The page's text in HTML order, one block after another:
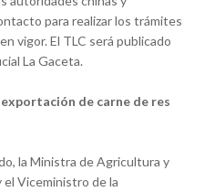
para realizar los trámites
vigor. El TLC será publicado
La Gaceta.
de carne de res
la Ministra de Agricultura y
el Viceministro de la